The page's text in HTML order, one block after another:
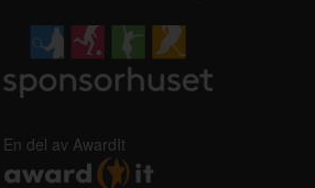
En del av AwardIt